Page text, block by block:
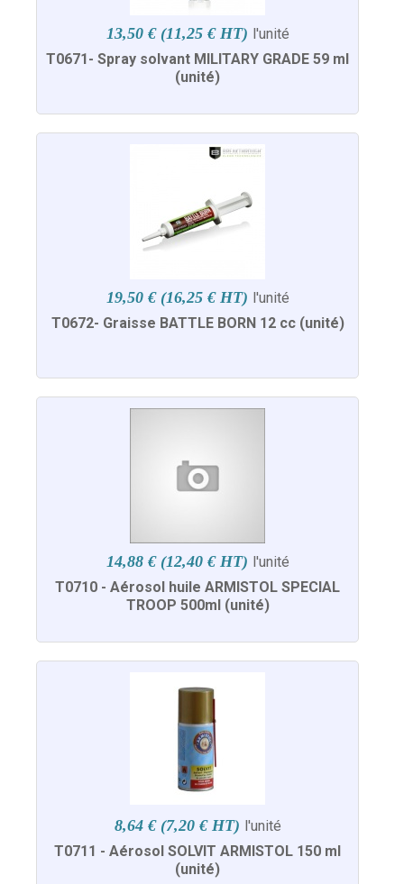
13,50 € (11,25 € HT) l'unité
T0671- Spray solvant MILITARY GRADE 59 ml
(unité)
19,50 € (16,25 € HT) l'unité
T0672- Graisse BATTLE BORN 12 cc (unité)
14,88 € (12,40 € HT) l'unité
T0710 - Aérosol huile ARMISTOL SPECIAL
TROOP 500ml (unité)
8,64 € (7,20 € HT) l'unité
T0711 - Aérosol SOLVIT ARMISTOL 150 ml
(unité)